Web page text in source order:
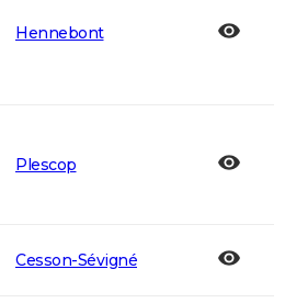
Hennebont
Plescop
Cesson-Sévigné